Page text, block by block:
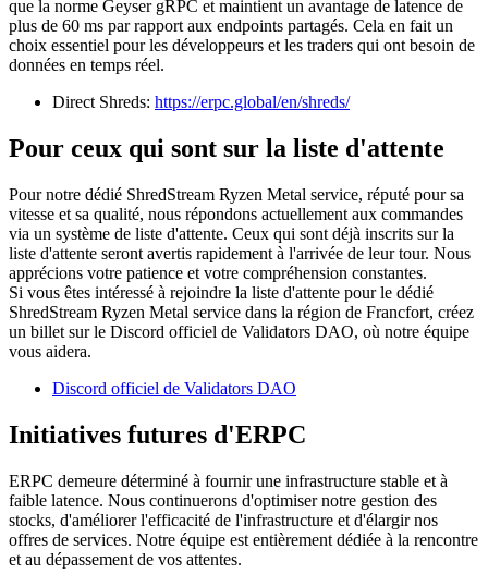
que la norme Geyser gRPC et maintient un avantage de latence de
plus de 60 ms par rapport aux endpoints partagés. Cela en fait un
choix essentiel pour les développeurs et les traders qui ont besoin de
données en temps réel.
Direct Shreds: https://erpc.global/en/shreds/
Pour ceux qui sont sur la liste d'attente
Pour notre dédié ShredStream Ryzen Metal service, réputé pour sa
vitesse et sa qualité, nous répondons actuellement aux commandes
via un système de liste d'attente. Ceux qui sont déjà inscrits sur la
liste d'attente seront avertis rapidement à l'arrivée de leur tour. Nous
apprécions votre patience et votre compréhension constantes.
Si vous êtes intéressé à rejoindre la liste d'attente pour le dédié
ShredStream Ryzen Metal service dans la région de Francfort, créez
un billet sur le Discord officiel de Validators DAO, où notre équipe
vous aidera.
Discord officiel de Validators DAO
Initiatives futures d'ERPC
ERPC demeure déterminé à fournir une infrastructure stable et à
faible latence. Nous continuerons d'optimiser notre gestion des
stocks, d'améliorer l'efficacité de l'infrastructure et d'élargir nos
offres de services. Notre équipe est entièrement dédiée à la rencontre
et au dépassement de vos attentes.